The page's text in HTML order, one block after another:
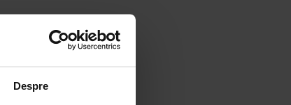
Despre